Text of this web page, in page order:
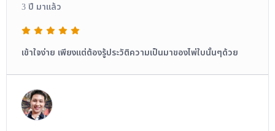
3 ปี มาแล้ว
เข้าใจง่าย เพียงแต่ต้องรู้ประวัติความเป็นมาของไพ่ใบนั้นๆด้วย